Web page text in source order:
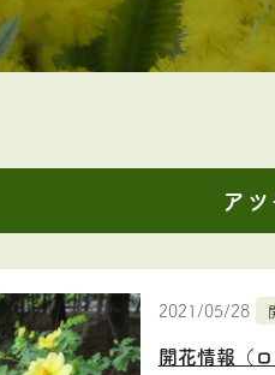
ア
2021/05/28
開花情報（